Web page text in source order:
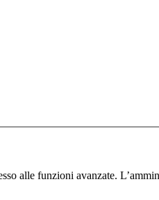
alle funzioni avanzate.